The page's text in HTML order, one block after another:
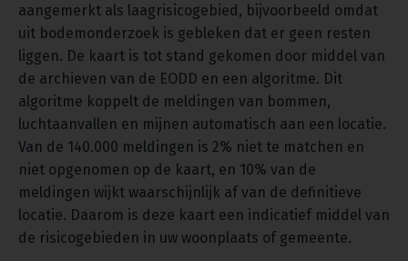
aangemerkt als laagrisicogebied, bijvoorbeeld omdat
uit bodemonderzoek is gebleken dat er geen resten
liggen. De kaart is tot stand gekomen door middel van
de archieven van de EODD en een algoritme. Dit
algoritme koppelt de meldingen van bommen,
luchtaanvallen en mijnen automatisch aan een locatie.
Van de 140.000 meldingen is 2% niet te matchen en
niet opgenomen op de kaart, en 10% van de
meldingen wijkt waarschijnlijk af van de definitieve
locatie. Daarom is deze kaart een indicatief middel van
de risicogebieden in uw woonplaats of gemeente.